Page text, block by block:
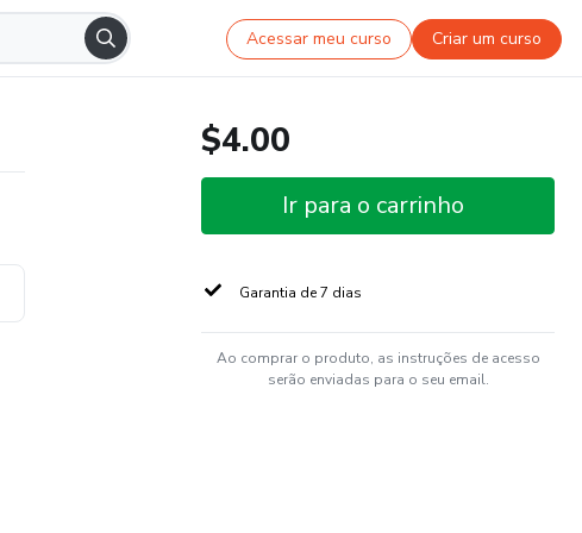
Acessar meu curso Criar um curso
$4.00
Ir para o carrinho
Garantia de 7 dias
Ao comprar o produto, as instruções de acesso
serão enviadas para o seu email.